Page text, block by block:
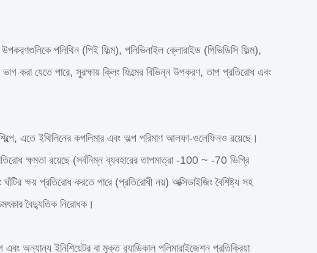
পলিথিন (পিই ফিল্ম), পলিভিনাইল ক্লোরাইড (পিভিডিসি ফিল্ম),
ভাগ করা যেতে পারে, সুরক্ষায় ক্লিং ফিল্মের বিভিন্ন উপকরণ, তাপ প্রতিরোধ এবং
এতে ইথিলিনের কপলিমার এবং অল্প পরিমাণ আলফা-ওলেফিনও রয়েছে।
ক্ষমতা রয়েছে (সর্বনিম্ন ব্যবহারের তাপমাত্রা -100 ~ -70 ডিগ্রি
ক্ষয় প্রতিরোধ করতে পারে (প্রতিরোধী নয়) অক্সিডাইজিং বৈশিষ্ট্য সহ
বৈদ্যুতিক নিরোধক।
অন্যান্য ইনিশিয়েটর বা মুক্ত র‌্যাডিকাল পলিমারাইজেশন প্রতিক্রিয়া